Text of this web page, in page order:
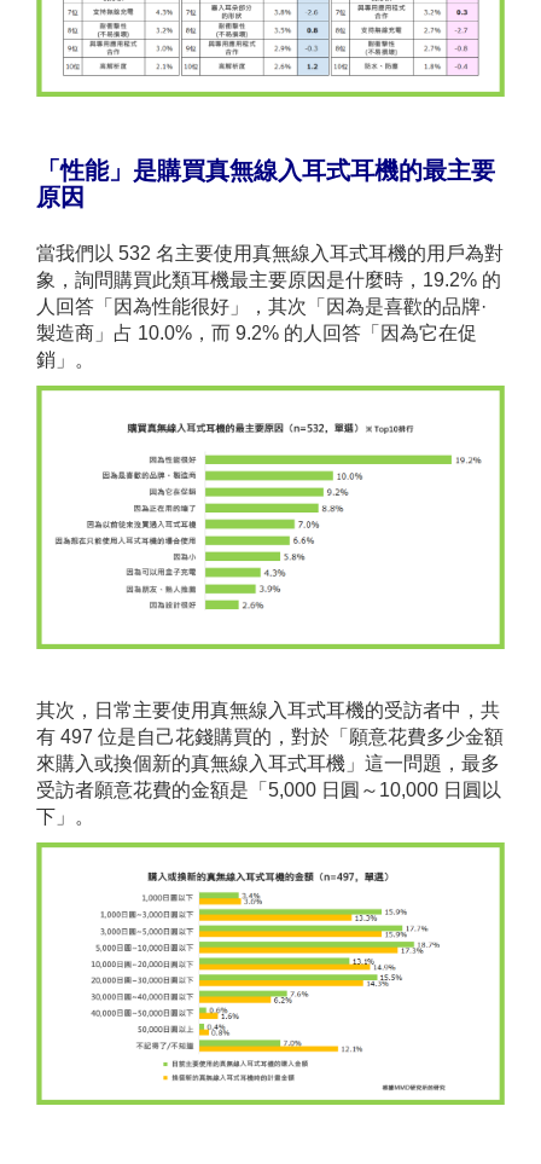
「性能」是購買真無線入耳式耳機的最主要
原因
當我們以 532 名主要使用真無線入耳式耳機的用戶為對
象，詢問購買此類耳機最主要原因是什麼時，19.2% 的
人回答「因為性能很好」，其次「因為是喜歡的品牌·
製造商」占 10.0%，而 9.2% 的人回答「因為它在促
銷」。
其次，日常主要使用真無線入耳式耳機的受訪者中，共
有 497 位是自己花錢購買的，對於「願意花費多少金額
來購入或換個新的真無線入耳式耳機」這一問題，最多
受訪者願意花費的金額是「5,000 日圓～10,000 日圓以
下」。